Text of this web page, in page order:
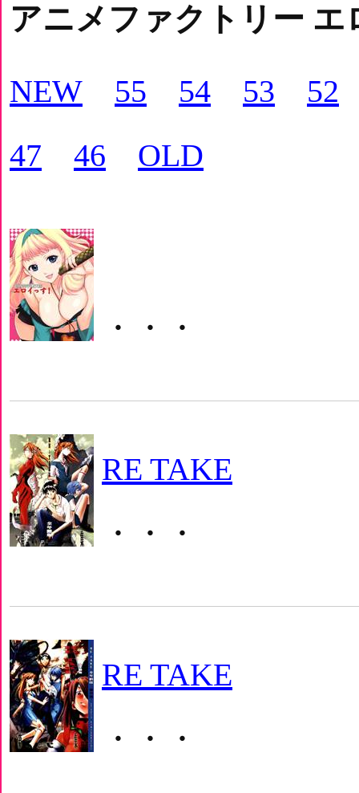
アニメファクトリー
NEW
55 54 53
52
47
46 OLD
・・・
RE TAKE
・・・
RE TAKE
・・・